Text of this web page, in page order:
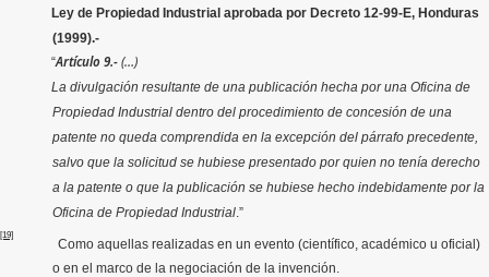
Ley de Propiedad Industrial aprobada por Decreto 12-99-E, Honduras
(1999).-
“Artículo 9.-(…)
La divulgación resultante de una publicación hecha por una Oficina de
Propiedad Industrial dentro del procedimiento de concesión de una
patente no queda comprendida en la excepción del párrafo precedente,
salvo que la solicitud se hubiese presentado por quien no tenía derecho
a la patente o que la publicación se hubiese hecho indebidamente por la
Oficina de Propiedad Industrial.”
[19]
Como aquellas realizadas en un evento (científico, académico u oficial)
o en el marco de la negociación de la invención.